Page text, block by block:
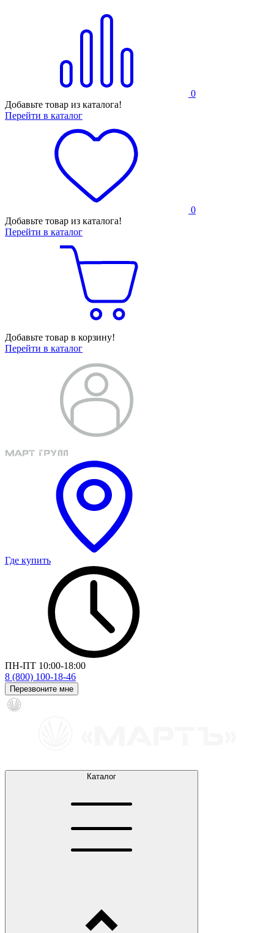
0
Добавьте товар из каталога!
Перейти в каталог
0
Добавьте товар из каталога!
Перейти в каталог
Добавьте товар в корзину!
Перейти в каталог
Где купить
ПН-ПТ 10:00-18:00
8 (800) 100-18-46
Перезвоните мне
Каталог